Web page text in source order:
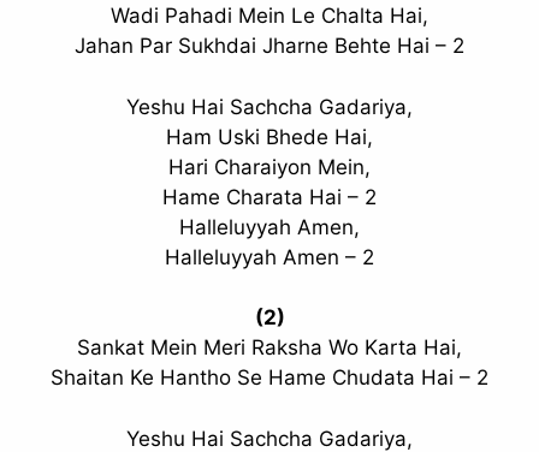
Wadi Pahadi Mein Le Chalta Hai,
Jahan Par Sukhdai Jharne Behte Hai – 2
Yeshu Hai Sachcha Gadariya,
Ham Uski Bhede Hai,
Hari Charaiyon Mein,
Hame Charata Hai – 2
Halleluyyah Amen,
Halleluyyah Amen – 2
(2)
Sankat Mein Meri Raksha Wo Karta Hai,
Shaitan Ke Hantho Se Hame Chudata Hai – 2
Yeshu Hai Sachcha Gadariya,